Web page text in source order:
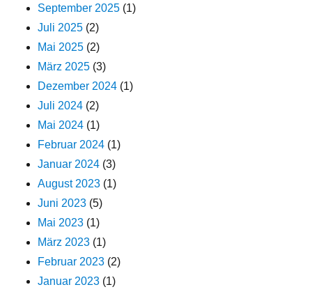
September 2025 (1)
Juli 2025 (2)
Mai 2025 (2)
März 2025 (3)
Dezember 2024 (1)
Juli 2024 (2)
Mai 2024 (1)
Februar 2024 (1)
Januar 2024 (3)
August 2023 (1)
Juni 2023 (5)
Mai 2023 (1)
März 2023 (1)
Februar 2023 (2)
Januar 2023 (1)